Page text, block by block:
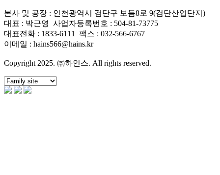
본사 및 공장 : 인천광역시 검단구 보듬8로 9(검단산업단지)
대표 : 박근영 사업자등록번호 : 504-81-73775
대표전화 : 1833-6111
팩스 : 032-566-6767
이메일 : hains566@hains.kr
Copyright 2025. ㈜하인스. All rights reserved.